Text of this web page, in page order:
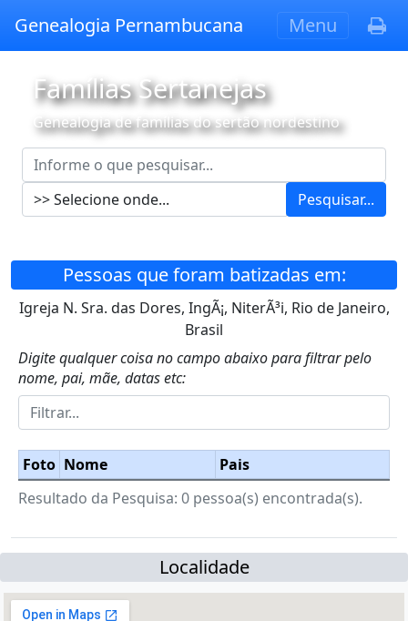
Genealogia Pernambucana Menu
Famílias Sertanejas
Genealogia de famílias do sertão nordestino
Pesquisar...
Pessoas que foram batizadas em:
Igreja N. Sra. das Dores, IngÃ¡, NiterÃ³i, Rio de Janeiro,
Brasil
Digite qualquer coisa no campo abaixo para filtrar pelo
nome, pai, mãe, datas etc:
Foto Nome
Pais
Resultado da Pesquisa: 0 pessoa(s) encontrada(s).
Localidade